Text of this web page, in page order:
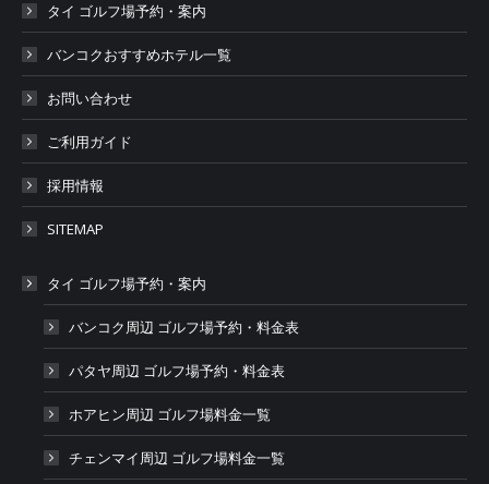
タイ ゴルフ場予約・案内
バンコクおすすめホテル一覧
お問い合わせ
ご利用ガイド
採用情報
SITEMAP
タイ ゴルフ場予約・案内
バンコク周辺 ゴルフ場予約・料金表
パタヤ周辺 ゴルフ場予約・料金表
ホアヒン周辺 ゴルフ場料金一覧
チェンマイ周辺 ゴルフ場料金一覧